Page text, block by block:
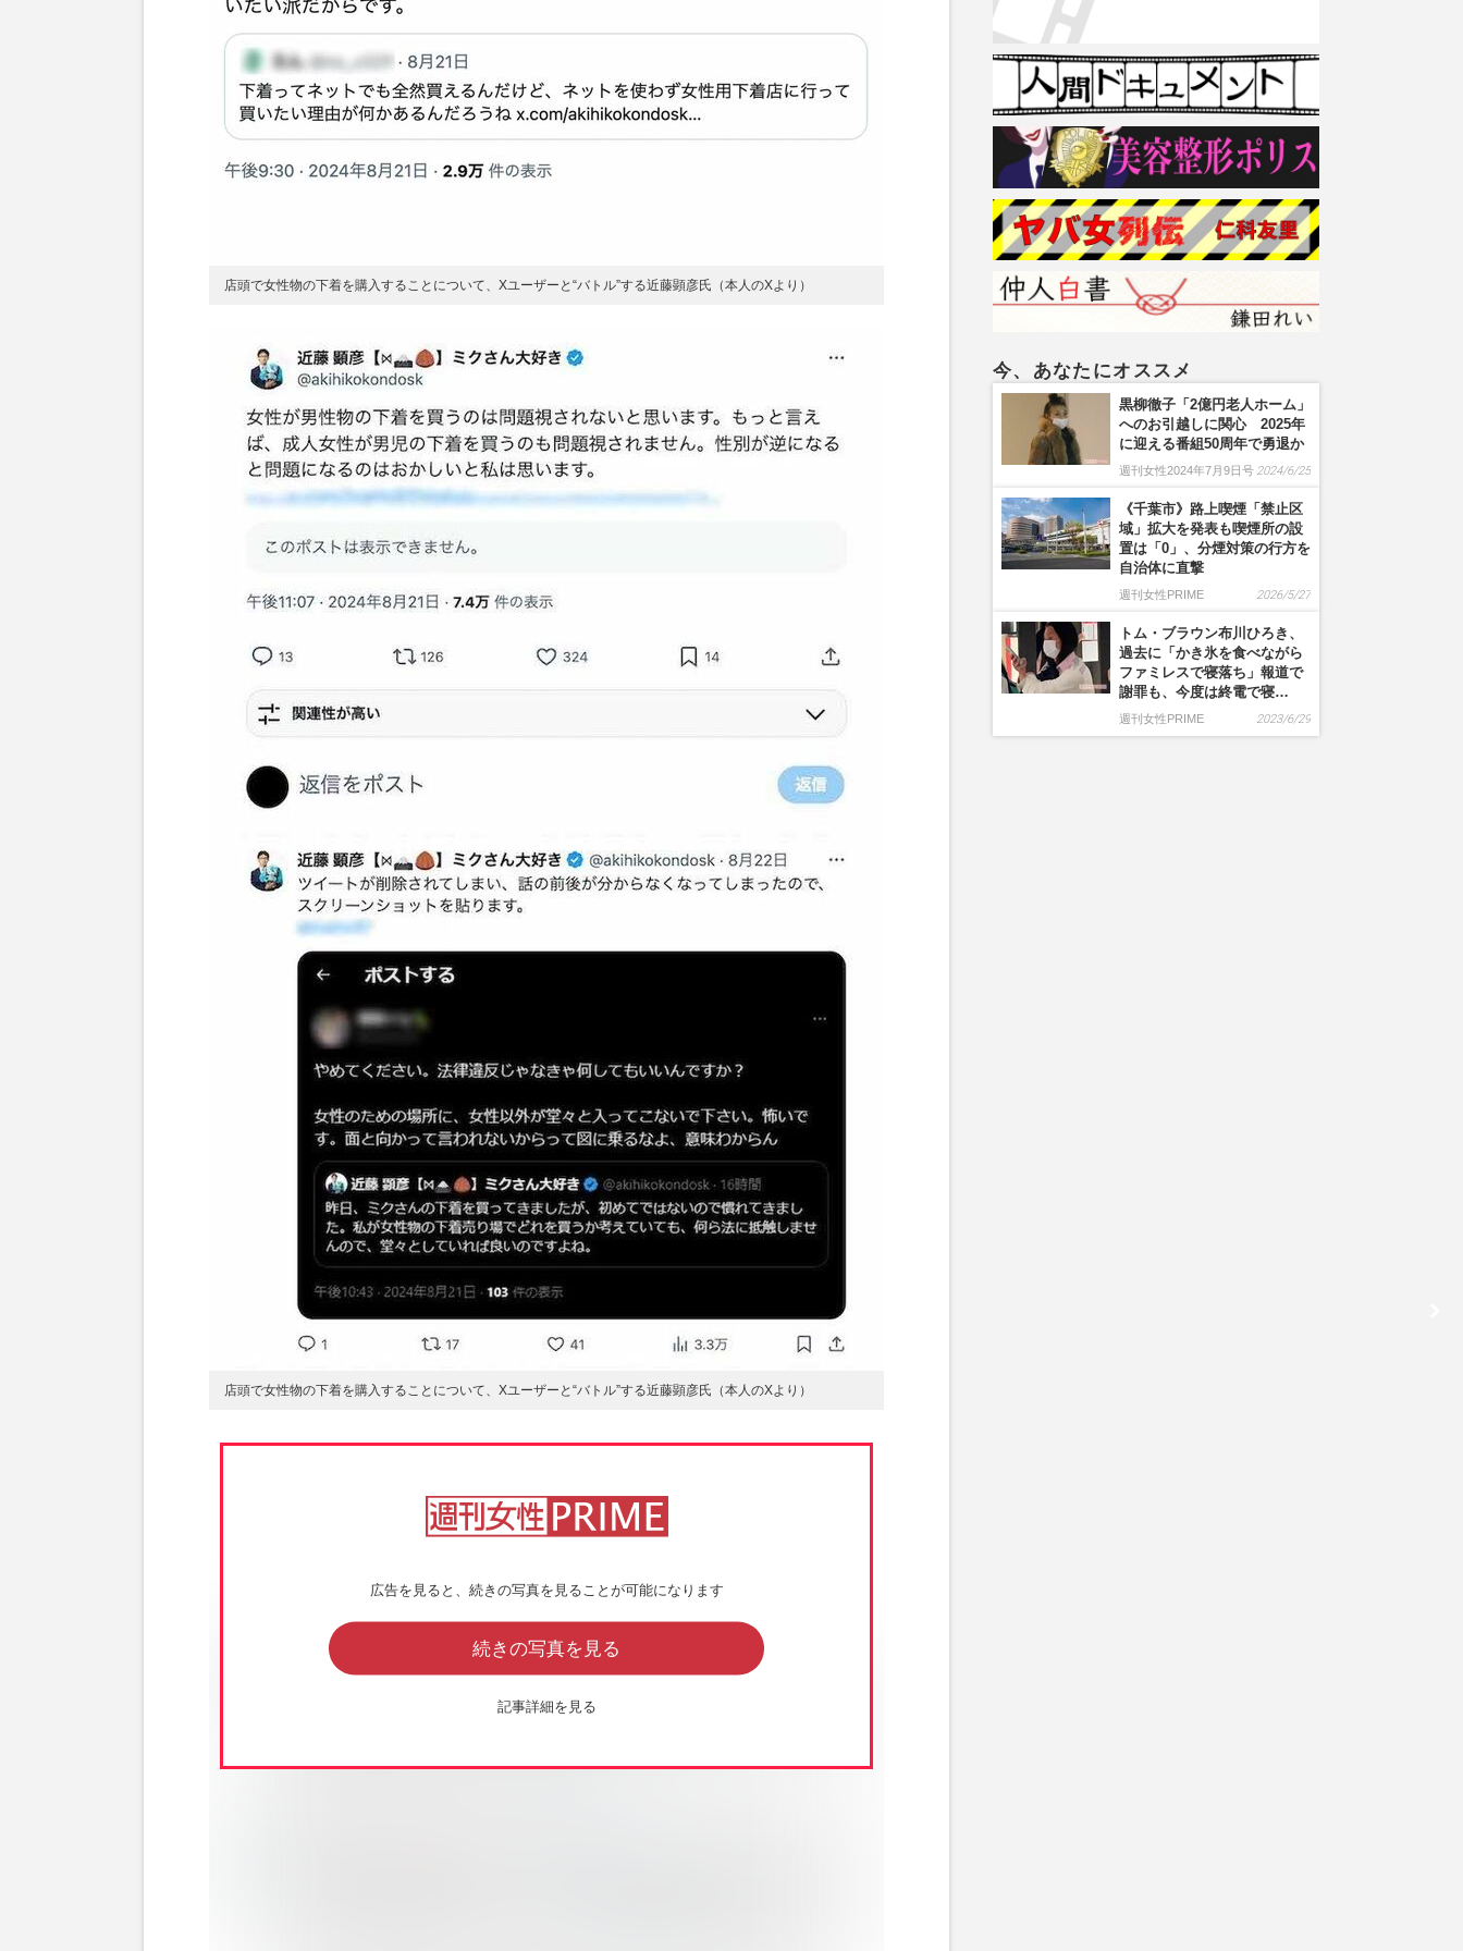
店頭で女性物の下着を購入することについて、Xユーザーと“バトル”する近藤顕彦氏（本人のXより）
店頭で女性物の下着を購入することについて、Xユーザーと“バトル”する近藤顕彦氏（本人のXより）
広告を見ると、続きの写真を見ることが可能になります
続きの写真を見る
記事詳細を見る
今、あなたにオススメ
黒柳徹子「2億円老人ホーム」
へのお引越しに関心 2025年
に迎える番組50周年で勇退か
週刊女性2024年7月9日号 2024/6/25
《千葉市》路上喫煙「禁止区
域」拡大を発表も喫煙所の設
置は「0」、分煙対策の行方を
自治体に直撃
週刊女性PRIME 2026/5/27
トム・ブラウン布川ひろき、
過去に「かき氷を食べながら
ファミレスで寝落ち」報道で
謝罪も、今度は終電で寝…
週刊女性PRIME 2023/6/29